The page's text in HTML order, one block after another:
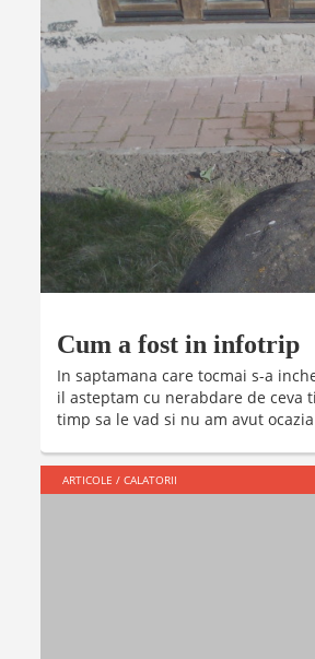
Cum a fost in infotrip
In saptamana care tocmai s-a
il asteptam cu nerabdare de ceva
timp sa le vad si nu am avut
ARTICOLE / CALATORII